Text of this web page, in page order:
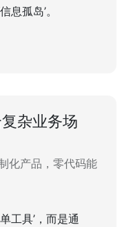
息孤岛’。
杂业务场
化产品，零代码能
工具’，而是通